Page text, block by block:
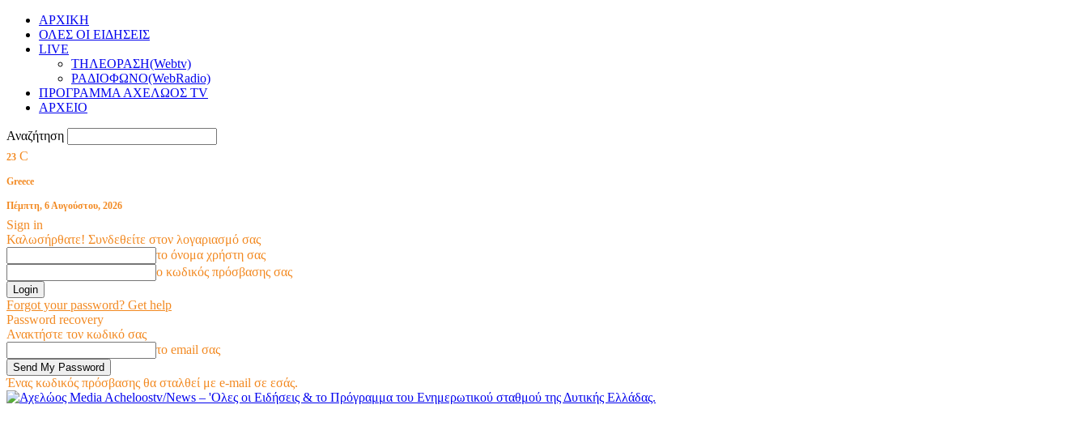
ΑΡΧΙΚΗ
ΟΛΕΣ ΟΙ ΕΙΔΗΣΕΙΣ
LIVE
ΤΗΛΕΟΡΑΣΗ(Webtv)
ΡΑΔΙΟΦΩΝΟ(WebRadio)
ΠΡΟΓΡΑΜΜΑ ΑΧΕΛΩΟΣ TV
ΑΡΧΕΙΟ
Αναζήτηση
23 C
Greece
Πέμπτη, 6 Αυγούστου, 2026
Sign in
Καλωσήρθατε! Συνδεθείτε στον λογαριασμό σας
το όνομα χρήστη σας
ο κωδικός πρόσβασης σας
Forgot your password? Get help
Password recovery
Ανακτήστε τον κωδικό σας
το email σας
Ένας κωδικός πρόσβασης θα σταλθεί με e-mail σε εσάς.
Acheloostv/News – 'Ολες οι Ειδήσεις & το Πρόγραμμα του Ενημερωτικού σταθμού της Δυτικής Ελλάδας.